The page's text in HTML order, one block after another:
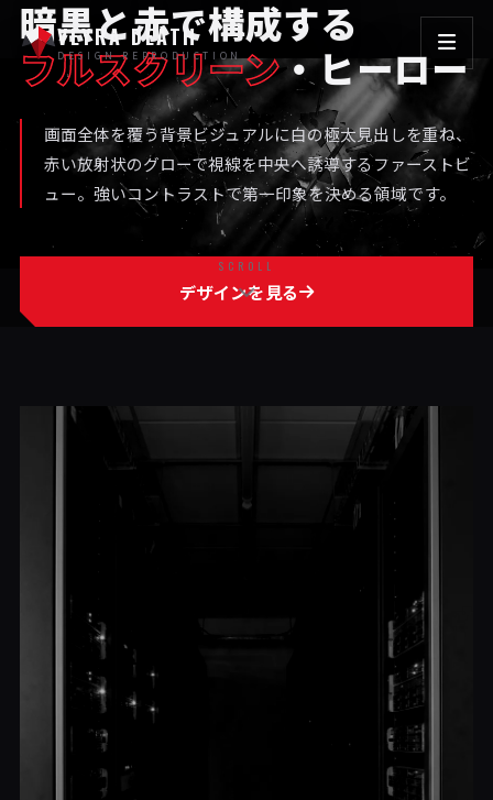
VEYRA DEATH
DESIGN REPRODUCTION
暗黒と赤で構成する
フルスクリーン・ヒーロー
画面全体を覆う背景ビジュアルに白の極太見出しを重ね、
赤い放射状のグローで視線を中央へ誘導するファーストビ
ュー。強いコントラストで第一印象を決める領域です。
デザインを見る
SCROLL